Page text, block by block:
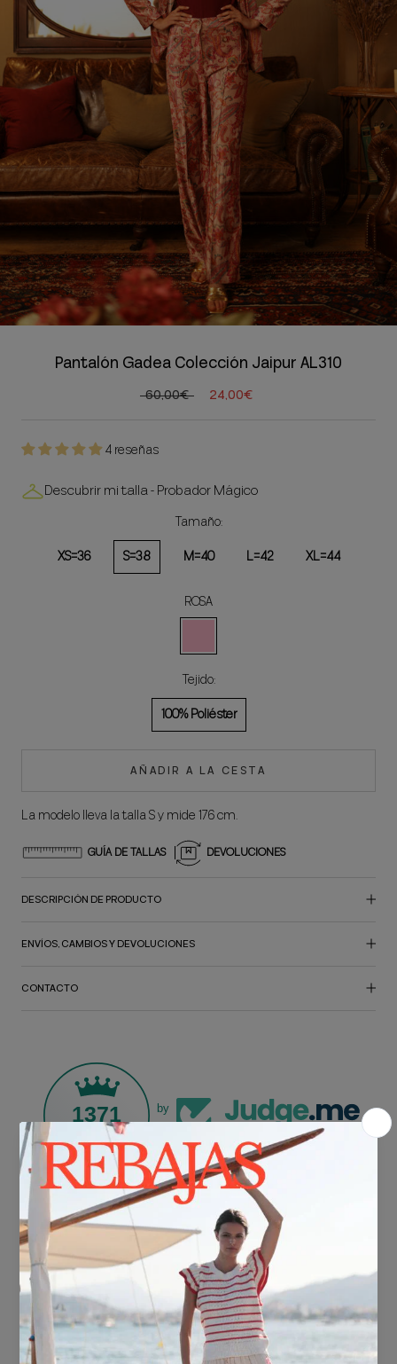
Pantalón Gadea Colección Jaipur AL310
60,00€ 24,00€
4 reseñas
Descubrir mi talla - Probador Mágico
Tamaño:
XS=36
S=38 M=40 L=42 XL=44
ROSA
Tejido:
100% Poliéster
AÑADIR A LA CESTA
La modelo lleva la talla S y mide 176 cm.
GUÍA DE TALLAS DEVOLUCIONES
DESCRIPCIÓN DE PRODUCTO
ENVÍOS, CAMBIOS Y DEVOLUCIONES
CONTACTO
1371 by
ENVÍO GRATIS*
En compras superiores a 30€.